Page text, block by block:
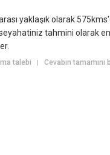
yaklaşık olarak
tahmini olarak
talebi |Cevabın tamamını